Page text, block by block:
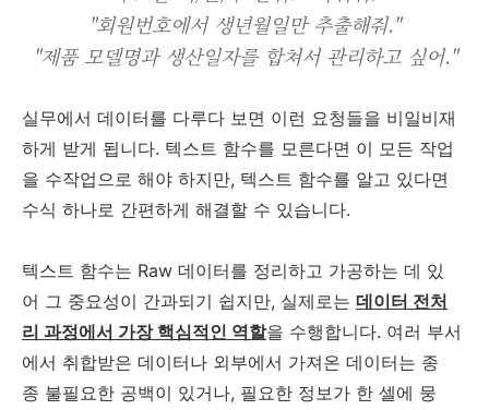
"회원번호에서 생년월일만 추출해줘."
"제품 모델명과 생산일자를 합쳐서 관리하고 싶어."
실무에서 데이터를 다루다 보면 이런 요청들을 비일비재
하게 받게 됩니다. 텍스트 함수를 모른다면 이 모든 작업
을 수작업으로 해야 하지만, 텍스트 함수를 알고 있다면
수식 하나로 간편하게 해결할 수 있습니다.
텍스트 함수는 Raw 데이터를 정리하고 가공하는 데 있
어 그 중요성이 간과되기 쉽지만, 실제로는 데이터 전처
리 과정에서 가장 핵심적인 역할을 수행합니다. 여러 부서
에서 취합받은 데이터나 외부에서 가져온 데이터는 종
종 불필요한 공백이 있거나, 필요한 정보가 한 셀에 뭉